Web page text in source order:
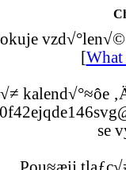
[What
kalend√°≈ôe
se